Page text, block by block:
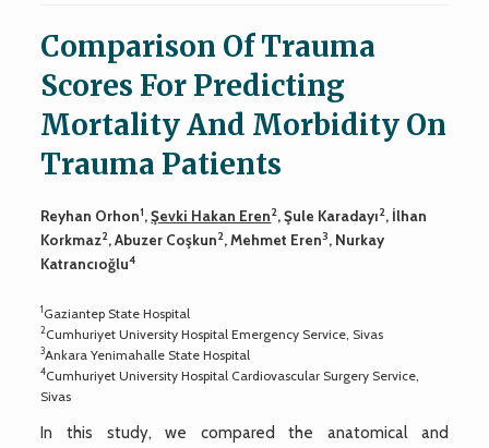
Comparison Of Trauma
Scores For Predicting
Mortality And Morbidity On
Trauma Patients
Reyhan Orhon1,Şevki Hakan Eren2, Şule Karadayı2, İlhan
Korkmaz2, Abuzer Coşkun2, Mehmet Eren3, Nurkay
Katrancıoğlu4
1Gaziantep State Hospital
2Cumhuriyet University Hospital Emergency Service, Sivas
3Ankara Yenimahalle State Hospital
4Cumhuriyet University Hospital Cardiovascular Surgery Service,
Sivas
In this study, we compared the anatomical and